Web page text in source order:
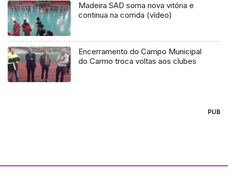
Madeira SAD soma nova vitória e
continua na corrida (vídeo)
Encerramento do Campo Municipal
do Carmo troca voltas aos clubes
PUB